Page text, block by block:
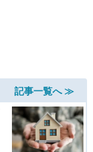
記事一覧へ ≫